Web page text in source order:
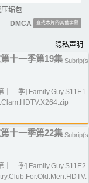
缩包
DMCA
查找本片的其他字幕
隐私声明
十一季第19集 Subrip(s
十一季].Family.Guy.S11E1
十一季第22集 Subrip(s
十一季].Family.Guy.S11E2